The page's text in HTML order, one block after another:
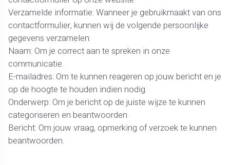
Verzamelde informatie: Wanneer je gebruikmaakt van ons
contactformulier, kunnen wij de volgende persoonlijke
gegevens verzamelen:
Naam: Om je correct aan te spreken in onze
communicatie.
E-mailadres: Om te kunnen reageren op jouw bericht en je
op de hoogte te houden indien nodig.
Onderwerp: Om je bericht op de juiste wijze te kunnen
categoriseren en beantwoorden.
Bericht: Om jouw vraag, opmerking of verzoek te kunnen
beantwoorden.